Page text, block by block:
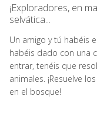
¡Exploradores, en
selvática...
Un amigo y tú habéis
habéis dado con una
entrar, tenéis que
animales. ¡Resuelve
en el bosque!